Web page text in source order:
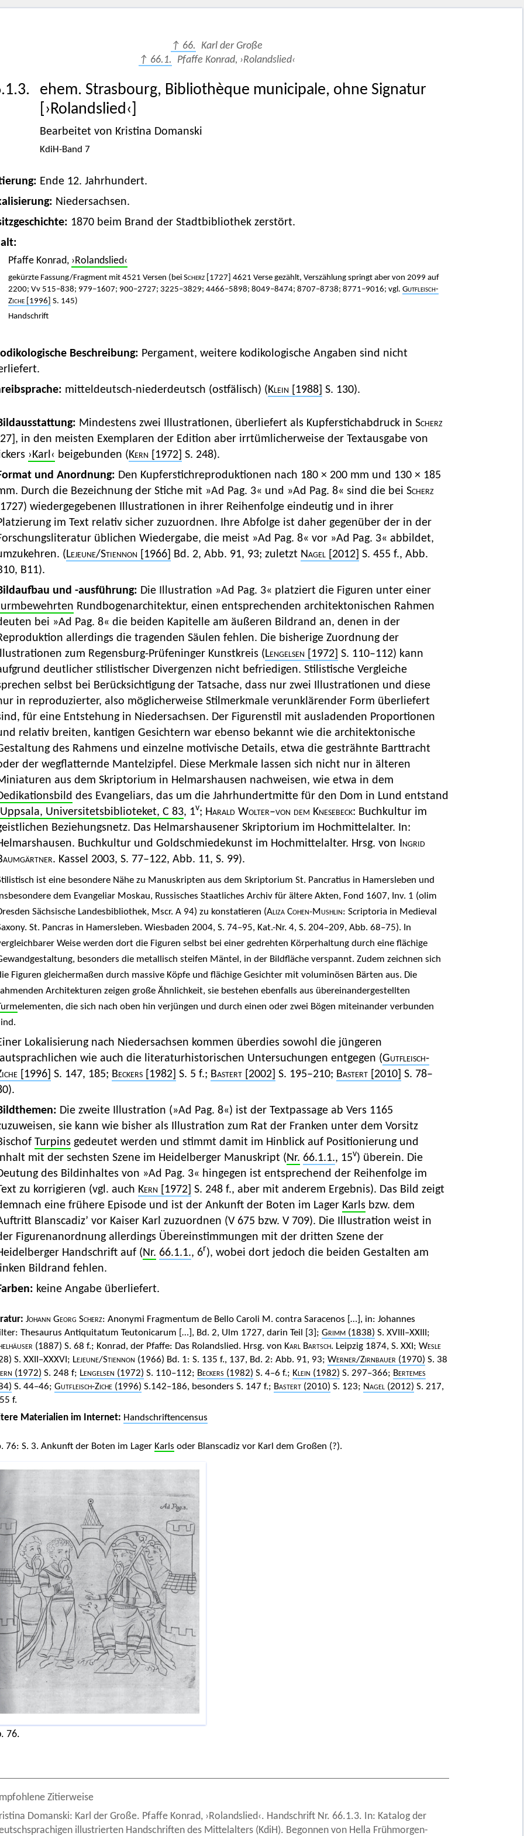
↑ 66. Karl der Große
↑ 66.1. Pfaffe Konrad, ›Rolandslied‹
ehem. Strasbourg, Bibliothèque municipale, ohne Signatur
[›Rolandslied‹]
Bearbeitet von Kristina Domanski
KdiH-Band 7
Ende 12. Jahrhundert.
Niedersachsen.
1870 beim Brand der Stadtbibliothek zerstört.
Pfaffe Konrad, ›Rolandslied‹
gekürzte Fassung/Fragment mit 4521 Versen (bei Scherz[1727] 4621 Verse gezählt, Verszählung springt aber von 2099 auf
2200; Vv 515–838; 979–1607; 900–2727; 3225–3829; 4466–5898; 8049–8474; 8707–8738; 8771–9016; vgl. Gutfleisch-
Ziche[1996] S. 145)
Handschrift
Beschreibung: Pergament, weitere kodikologische Angaben sind nicht
mitteldeutsch-niederdeutsch (ostfälisch) (Klein [1988] S. 130).
Mindestens zwei Illustrationen, überliefert als Kupferstichabdruck in Scherz
in den meisten Exemplaren der Edition aber irrtümlicherweise der Textausgabe von
›Karl‹ beigebunden (Kern [1972] S. 248).
und Anordnung: Den Kupferstichreproduktionen nach 180 × 200 mm und 130 × 185
Durch die Bezeichnung der Stiche mit »Ad Pag. 3« und »Ad Pag. 8« sind die bei Scherz
wiedergegebenen Illustrationen in ihrer Reihenfolge eindeutig und in ihrer
im Text relativ sicher zuzuordnen. Ihre Abfolge ist daher gegenüber der in der
üblichen Wiedergabe, die meist »Ad Pag. 8« vor »Ad Pag. 3« abbildet,
(Lejeune/Stiennon [1966] Bd. 2, Abb. 91, 93; zuletzt Nagel[2012] S. 455 f., Abb.
B11).
und -ausführung: Die Illustration »Ad Pag. 3« platziert die Figuren unter einer
Rundbogenarchitektur, einen entsprechenden architektonischen Rahmen
bei »Ad Pag. 8« die beiden Kapitelle am äußeren Bildrand an, denen in der
allerdings die tragenden Säulen fehlen. Die bisherige Zuordnung der
zum Regensburg-Prüfeninger Kunstkreis (Lengelsen [1972] S. 110–112) kann
deutlicher stilistischer Divergenzen nicht befriedigen. Stilistische Vergleiche
selbst bei Berücksichtigung der Tatsache, dass nur zwei Illustrationen und diese
in reproduzierter, also möglicherweise Stilmerkmale verunklärender Form überliefert
für eine Entstehung in Niedersachsen. Der Figurenstil mit ausladenden Proportionen
relativ breiten, kantigen Gesichtern war ebenso bekannt wie die architektonische
des Rahmens und einzelne motivische Details, etwa die gesträhnte Barttracht
der wegflatternde Mantelzipfel. Diese Merkmale lassen sich nicht nur in älteren
aus dem Skriptorium in Helmarshausen nachweisen, wie etwa in dem
des Evangeliars, das um die Jahrhundertmitte für den Dom in Lund entstand
Uppsala, Universitetsbiblioteket, C 83, 1v; Harald Wolter–von dem Knesebeck: Buchkultur im
Beziehungsnetz. Das Helmarshausener Skriptorium im Hochmittelalter. In:
Buchkultur und Goldschmiedekunst im Hochmittelalter. Hrsg. von Ingrid
. Kassel 2003, S. 77–122, Abb. 11, S. 99).
ist eine besondere Nähe zu Manuskripten aus dem Skriptorium St. Pancratius in Hamersleben und
dem Evangeliar Moskau, Russisches Staatliches Archiv für ältere Akten, Fond 1607, Inv. 1 (olim
Sächsische Landesbibliothek, Mscr. A 94) zu konstatieren (Aliza Cohen-Mushlin: Scriptoria in Medieval
St. Pancras in Hamersleben. Wiesbaden 2004, S. 74–95, Kat.-Nr. 4, S. 204–209, Abb. 68–75). In
Weise werden dort die Figuren selbst bei einer gedrehten Körperhaltung durch eine flächige
besonders die metallisch steifen Mäntel, in der Bildfläche verspannt. Zudem zeichnen sich
Figuren gleichermaßen durch massive Köpfe und flächige Gesichter mit voluminösen Bärten aus. Die
Architekturen zeigen große Ähnlichkeit, sie bestehen ebenfalls aus übereinandergestellten
elementen, die sich nach oben hin verjüngen und durch einen oder zwei Bögen miteinander verbunden
Lokalisierung nach Niedersachsen kommen überdies sowohl die jüngeren
wie auch die literaturhistorischen Untersuchungen entgegen (Gutfleisch-
[1996] S. 147, 185; Beckers[1982] S. 5 f.; Bastert[2002] S. 195–210; Bastert[2010] S. 78–
Die zweite Illustration (»Ad Pag. 8«) ist der Textpassage ab Vers 1165
sie kann wie bisher als Illustration zum Rat der Franken unter dem Vorsitz
Turpins gedeutet werden und stimmt damit im Hinblick auf Positionierung und
mit der sechsten Szene im Heidelberger Manuskript (Nr. 66.1.1., 15v) überein. Die
des Bildinhaltes von »Ad Pag. 3« hingegen ist entsprechend der Reihenfolge im
zu korrigieren (vgl. auch Kern [1972] S. 248 f., aber mit anderem Ergebnis). Das Bild zeigt
eine frühere Episode und ist der Ankunft der Boten im Lager Karls bzw. dem
Blanscadiz’ vor Kaiser Karl zuzuordnen (V 675 bzw. V 709). Die Illustration weist in
Figurenanordnung allerdings Übereinstimmungen mit der dritten Szene der
Handschrift auf (Nr. 66.1.1., 6r), wobei dort jedoch die beiden Gestalten am
Bildrand fehlen.
keine Angabe überliefert.
Johann Georg Scherz: Anonymi Fragmentum de Bello Caroli M. contra Saracenos […], in: Johannes
Thesaurus Antiquitatum Teutonicarum […], Bd. 2, Ulm 1727, darin Teil [3]; Grimm(1838) S. XVIII–XXIII ;
(1887) S. 68 f.; Konrad, der Pfaffe: Das Rolandslied. Hrsg. von Karl Bartsch. Leipzig 1874, S. XXI; Wesle
S. XXII–XXXVI; Lejeune/Stiennon (1966) Bd. 1: S. 135 f., 137, Bd. 2: Abb. 91, 93; Werner/Zirnbauer (1970) S. 38
(1972) S. 248 f; Lengelsen (1972) S. 110–112; Beckers (1982) S. 4–6 f.; Klein (1982) S. 297–366; Bertemes
S. 44–46; Gutfleisch-Ziche(1996) S.142–186, besonders S. 147 f.; Bastert(2010) S. 123; Nagel(2012) S. 217,
f.
Materialien im Internet: Handschriftencensus
76: S. 3. Ankunft der Boten im Lager Karls oder Blanscadiz vor Karl dem Großen (?).
76.
Zitierweise
Domanski: Karl der Große. Pfaffe Konrad, ›Rolandslied‹. Handschrift Nr. 66.1.3. In: Katalog der
illustrierten Handschriften des Mittelalters (KdiH). Begonnen von Hella Frühmorgen-